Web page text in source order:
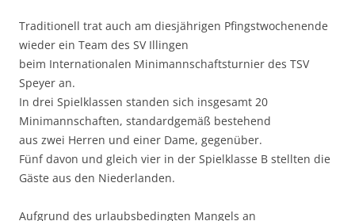
Traditionell trat auch am diesjährigen Pfingstwochenende
wieder ein Team des SV Illingen
beim Internationalen Minimannschaftsturnier des TSV
Speyer an.
In drei Spielklassen standen sich insgesamt 20
Minimannschaften, standardgemäß bestehend
aus zwei Herren und einer Dame, gegenüber.
Fünf davon und gleich vier in der Spielklasse B stellten die
Gäste aus den Niederlanden.
Aufgrund des urlaubsbedingten Mangels an